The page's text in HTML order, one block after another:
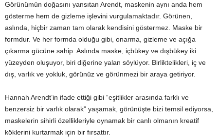
Görünümün doğasını yansıtan Arendt, maskenin aynı anda hem
gösterme hem de gizleme işlevini vurgulamaktadır. Görünen,
aslında, hiçbir zaman tam olarak kendisini göstermez. Maske bir
formdur. Ve her formda olduğu gibi, onarma, gizleme ve açığa
çıkarma gücüne sahip. Aslında maske, içbükey ve dışbükey iki
yüzeyden oluşuyor, biri diğerine yalan söylüyor. Birliktelikleri, iç ve
dış, varlık ve yokluk, görünüz ve görünmezi bir araya getiriyor.
Hannah Arendt’in ifade ettiği gibi “eşitlikler arasında farklı ve
benzersiz bir varlık olarak” yaşamak, görünüşte bizi temsil ediyorsa,
maskelerin sihirli özellikleriyle oynamak bir canlı olmanın kreatif
köklerini kurtarmak için bir fırsattır.